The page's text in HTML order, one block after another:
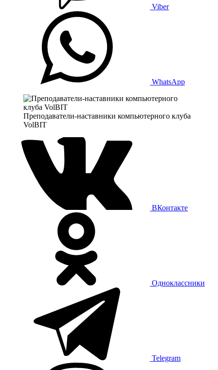
Viber
WhatsApp
Преподаватели-наставники компьютерного клуба
VolBIT
ВКонтакте
Одноклассники
Telegram